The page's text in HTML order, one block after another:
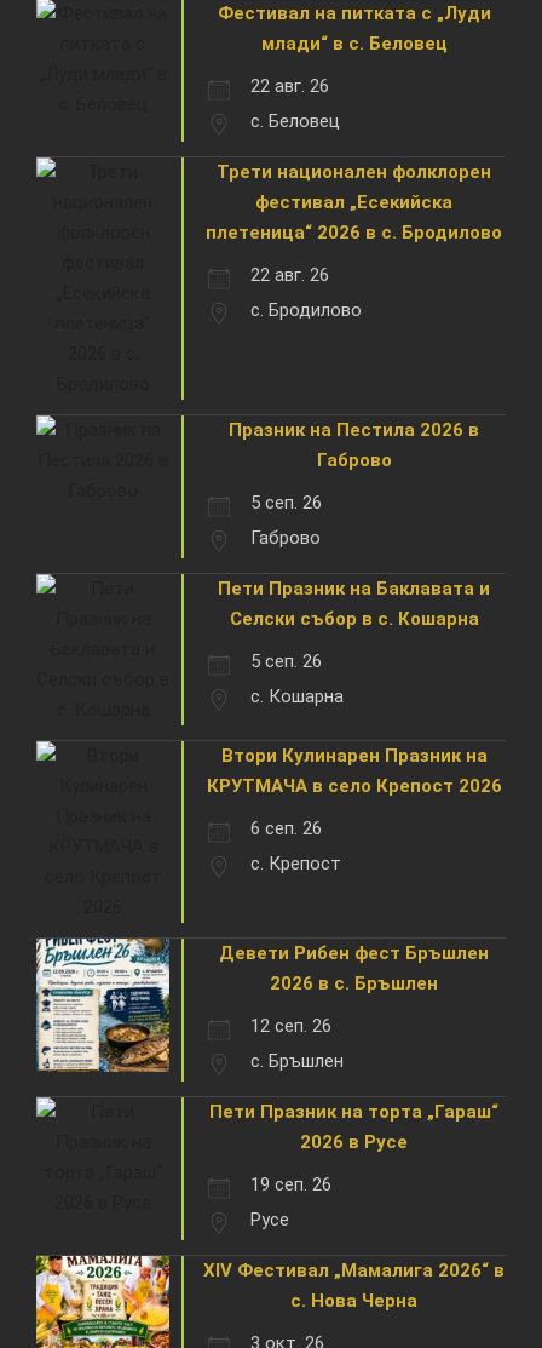
Фестивал на питката с „Луди
млади“ в с. Беловец
22 авг. 26
с. Беловец
Трети национален фолклорен
фестивал „Есекийска
плетеница“ 2026 в с. Бродилово
22 авг. 26
с. Бродилово
Празник на Пестила 2026 в
Габрово
5 сеп. 26
Габрово
Пети Празник на Баклавата и
Селски събор в с. Кошарна
5 сеп. 26
с. Кошарна
Втори Кулинарен Празник на
КРУТМАЧА в село Крепост 2026
6 сеп. 26
с. Крепост
Девети Рибен фест Бръшлен
2026 в с. Бръшлен
12 сеп. 26
с. Бръшлен
Пети Празник на торта „Гараш“
2026 в Русе
19 сеп. 26
Русе
XIV Фестивал „Мамалига 2026“ в
с. Нова Черна
3 окт. 26